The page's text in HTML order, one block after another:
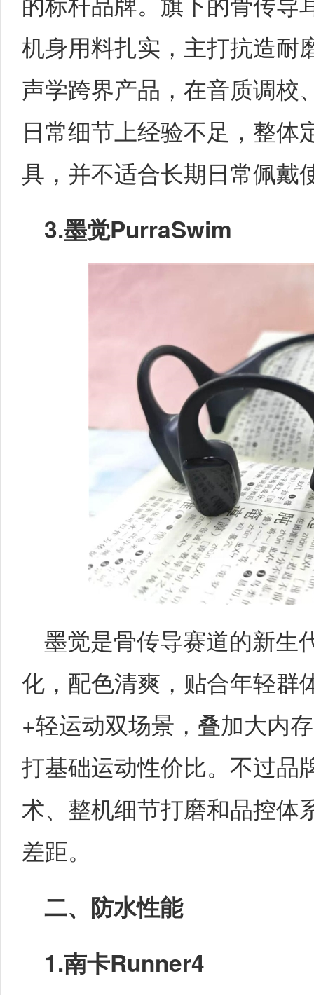
机身用料扎实，主打抗造耐
声学跨界产品，在音质调校
日常细节上经验不足，整体
具，并不适合长期日常佩戴
3.墨觉PurraSwim
墨觉是骨传导赛道的新生
化，配色清爽，贴合年轻群
+轻运动双场景，叠加大内
打基础运动性价比。不过品
术、整机细节打磨和品控体
差距。
二、防水性能
1.南卡Runner4